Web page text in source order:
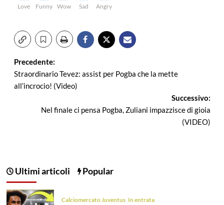
Love
Funny
Wow
Sad
Angry
Navigazione
articolo
Precedente:
Straordinario Tevez: assist per Pogba che la mette
all’incrocio! (Video)
Successivo:
Nel finale ci pensa Pogba, Zuliani impazzisce di gioia
(VIDEO)
Ultimi articoli Popular
Calciomercato Juventus In entrata